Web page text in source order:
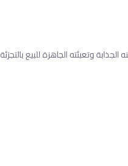
وتعبئته الجاهزة للبيع بالتجزئة